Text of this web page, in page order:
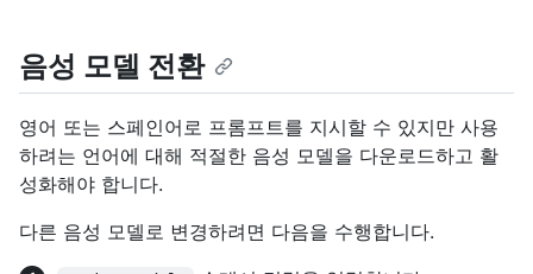
음성 모델 전환
영어 또는 스페인어로 프롬프트를 지시할 수 있지만 사용
하려는 언어에 대해 적절한 음성 모델을 다운로드하고 활
성화해야 합니다.
다른 음성 모델로 변경하려면 다음을 수행합니다.